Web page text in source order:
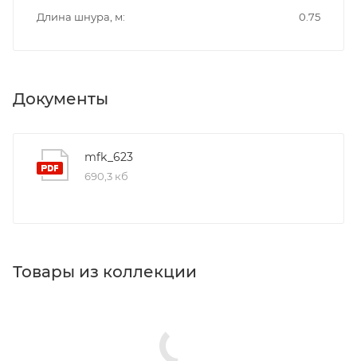
Длина шнура, м 0.75
Документы
mfk_623
690,3 кб
Товары из коллекции